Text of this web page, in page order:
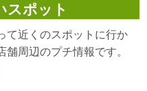
スポット
て近くのスポットに行か
周辺のプチ情報です。